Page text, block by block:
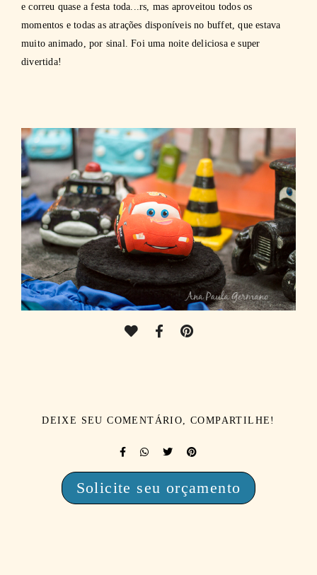
e correu quase a festa toda...rs, mas aproveitou todos os
momentos e todas as atrações disponíveis no buffet, que estava
muito animado, por sinal. Foi uma noite deliciosa e super
divertida!
DEIXE SEU COMENTÁRIO, COMPARTILHE!
Solicite seu orçamento